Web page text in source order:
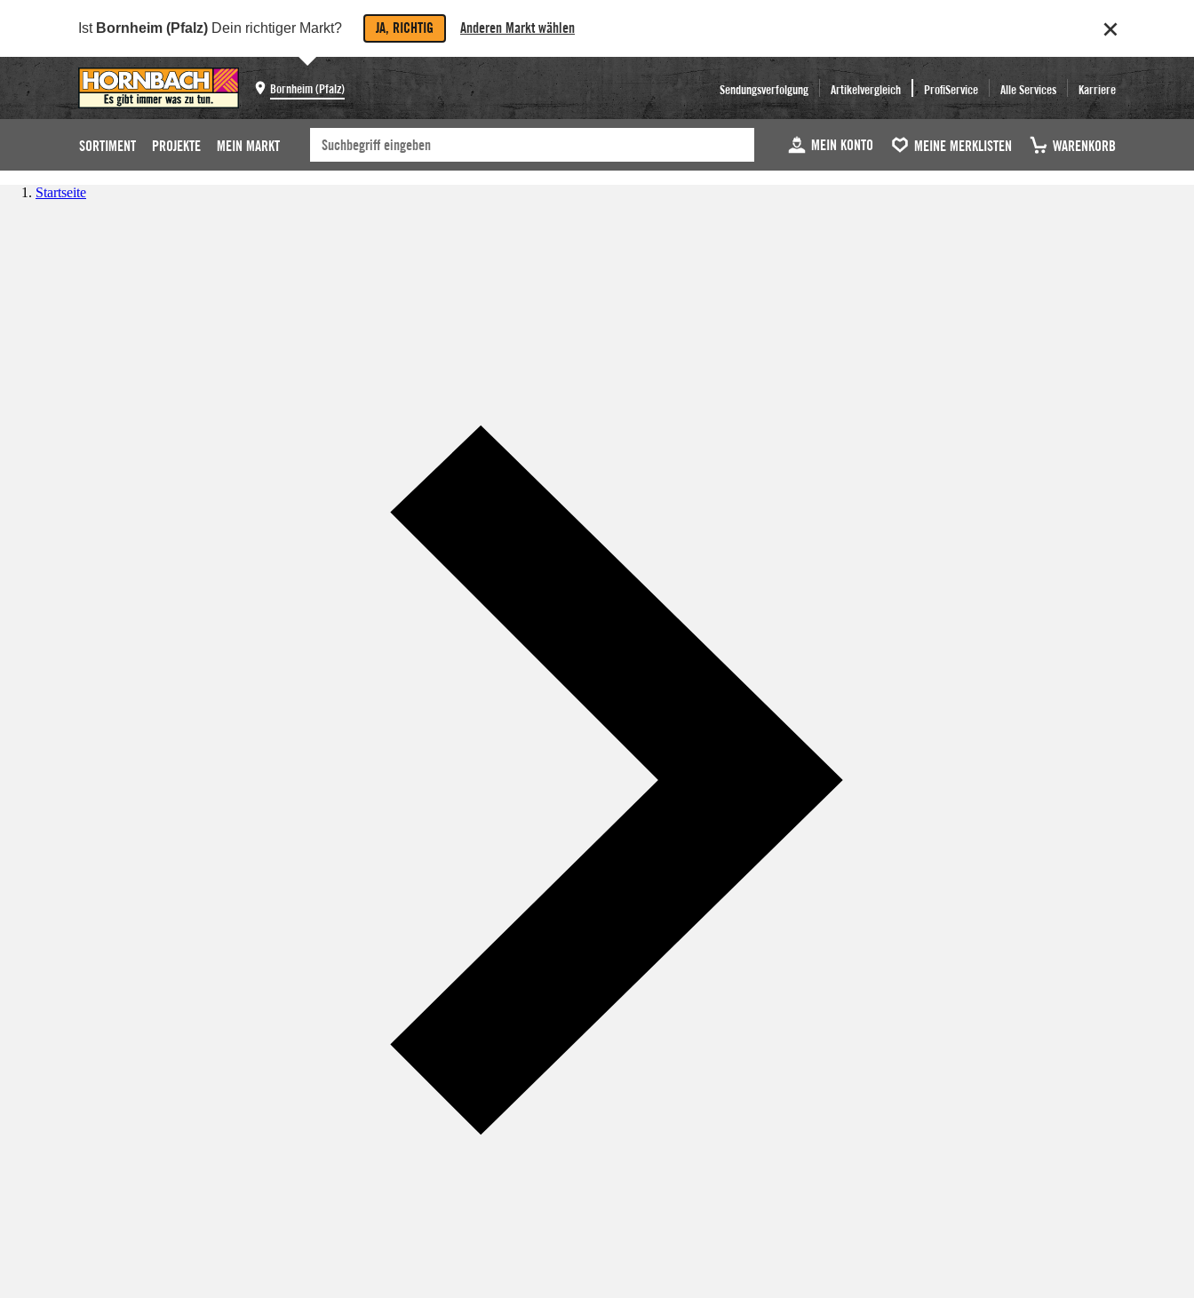
Ist Bornheim (Pfalz) Dein richtiger Markt? JA, RICHTIG Anderen Markt wählen
Bornheim (Pfalz) Sendungsverfolgung Artikelvergleich ProfiService Alle Services Karriere
SORTIMENT PROJEKTE MEIN MARKT MEIN KONTO MEINE MERKLISTEN WARENKORB
Startseite